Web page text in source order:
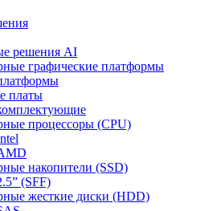
решения AI
графические платформы
платы
процессоры (CPU)
накопители (SSD)
(SFF)
жесткие диски (HDD)